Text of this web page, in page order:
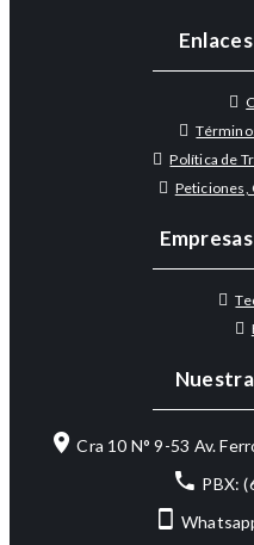
Política de
Peticiones,
Cra 10 N° 9-53 Av.
PBX: